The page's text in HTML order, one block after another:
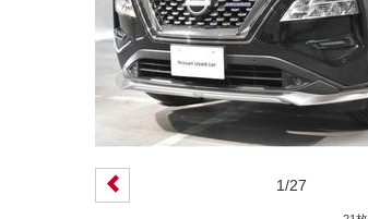
装備仕様
カーナビ
バックモニター
エアバッグ
ABS サ
ディスチャージ(キセノン)ヘッ
プライバシーガラス
オ
1/27